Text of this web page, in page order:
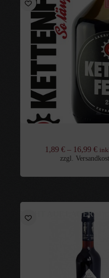
1,89€ – 16,99€
zzgl.
NICHT AUF LAGER